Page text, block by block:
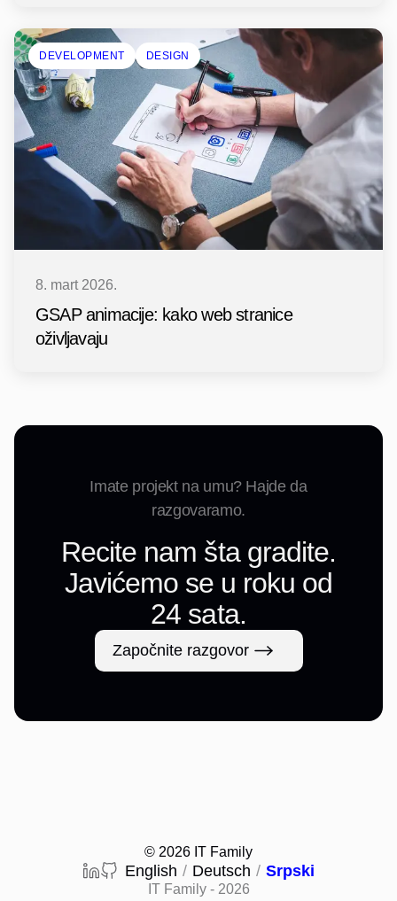
DEVELOPMENT DESIGN
8. mart 2026.
GSAP animacije: kako web stranice
oživljavaju
Imate projekt na umu? Hajde da
razgovaramo.
Recite nam šta gradite.
Javićemo se u roku od
24 sata.
Započnite razgovor
© 2026 IT Family
English / Deutsch / Srpski
IT Family- 2026